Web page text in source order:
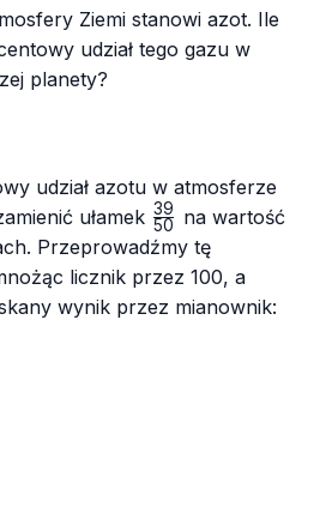
Ziemi stanowi azot. Ile
udział tego gazu w
planety?
udział azotu w atmosferze
ułamek \frac{39}
{50}
50
39
na wartość
Przeprowadźmy tę
licznik przez 100, a
wynik przez mianownik: